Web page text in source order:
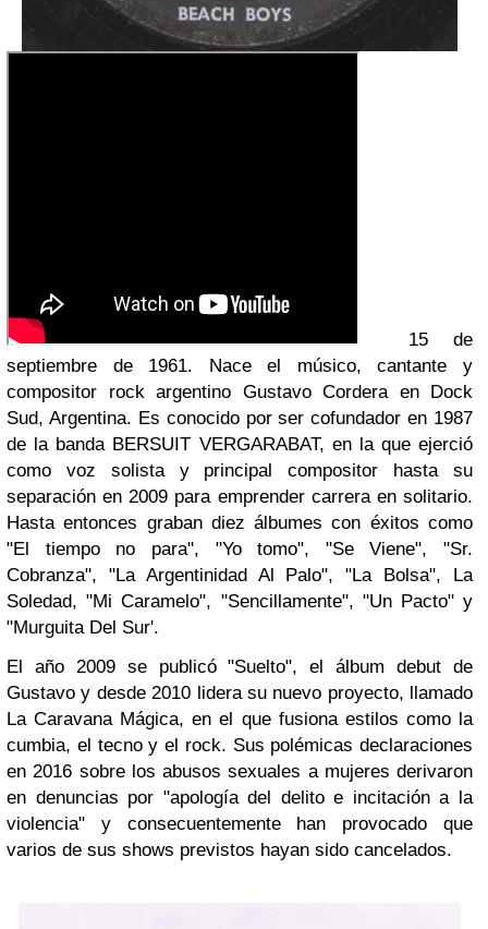
15 de
septiembre de 1961. Nace el músico, cantante y
compositor rock argentino Gustavo Cordera en Dock
Sud, Argentina. Es conocido por ser cofundador en 1987
de la banda BERSUIT VERGARABAT, en la que ejerció
como voz solista y principal compositor hasta su
separación en 2009 para emprender carrera en solitario.
Hasta entonces graban diez álbumes con éxitos como
"El tiempo no para", "Yo tomo", "Se Viene", "Sr.
Cobranza", "La Argentinidad Al Palo", "La Bolsa", La
Soledad, "Mi Caramelo", "Sencillamente", "Un Pacto" y
"Murguita Del Sur'.
El año 2009 se publicó "Suelto", el álbum debut de
Gustavo y desde 2010 lidera su nuevo proyecto, llamado
La Caravana Mágica, en el que fusiona estilos como la
cumbia, el tecno y el rock. Sus polémicas declaraciones
en 2016 sobre los abusos sexuales a mujeres derivaron
en denuncias por "apología del delito e incitación a la
violencia" y consecuentemente han provocado que
varios de sus shows previstos hayan sido cancelados.